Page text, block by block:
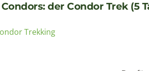
der Condor Trek (5
Trekking